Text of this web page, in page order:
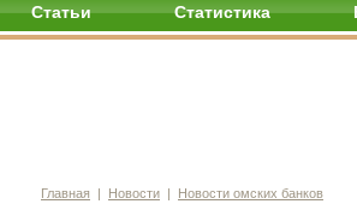
Статьи Статистика
Главная | Новости | Новости омских банков